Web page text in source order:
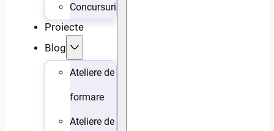
Concursuri
Proiecte
Blog
Ateliere de
formare
Ateliere de